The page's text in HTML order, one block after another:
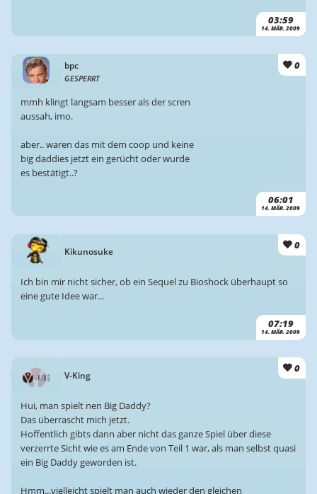
03:59
14. MÄR. 2009
bpc
GESPERRT
0
06:01
14. MÄR. 2009
mmh klingt langsam besser als der scren
aussah, imo.
aber.. waren das mit dem coop und keine
big daddies jetzt ein gerücht oder wurde
es bestätigt..?
Kikunosuke
0
07:19
14. MÄR. 2009
Ich bin mir nicht sicher, ob ein Sequel zu Bioshock überhaupt so
eine gute Idee war...
V-King
0
Hui, man spielt nen Big Daddy?
Das überrascht mich jetzt.
Hoffentlich gibts dann aber nicht das ganze Spiel über diese
verzerrte Sicht wie es am Ende von Teil 1 war, als man selbst quasi
ein Big Daddy geworden ist.
Hmm...vielleicht spielt man auch wieder den gleichen